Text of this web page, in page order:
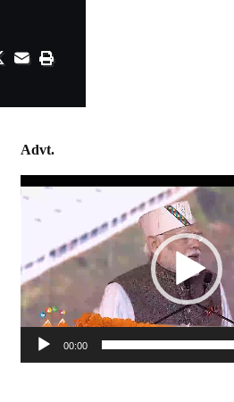
Advt.
Video
00:00